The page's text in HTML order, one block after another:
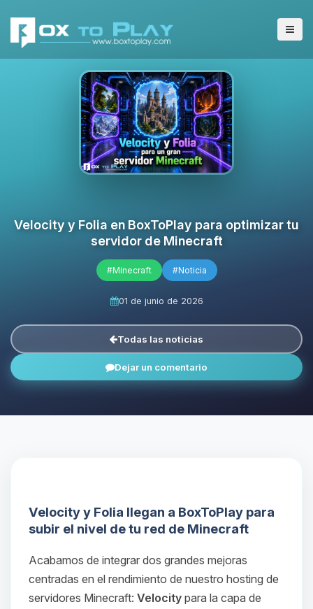
Velocity y Folia en BoxToPlay para optimizar tu
servidor de Minecraft
#Minecraft #Noticia
01 de junio de 2026
Todas las noticias
Dejar un comentario
Velocity y Folia llegan a BoxToPlay para
subir el nivel de tu red de Minecraft
Acabamos de integrar dos grandes mejoras
centradas en el rendimiento de nuestro hosting de
servidores Minecraft: Velocity para la capa de